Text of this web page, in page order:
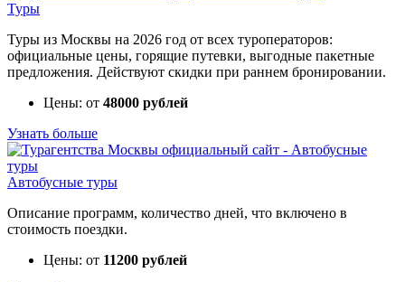
Туры
Туры из Москвы на 2026 год от всех туроператоров:
официальные цены, горящие путевки, выгодные пакетные
предложения. Действуют скидки при раннем бронировании.
Цены: от 48000 рублей
Узнать больше
Автобусные туры
Описание программ, количество дней, что включено в
стоимость поездки.
Цены: от 11200 рублей